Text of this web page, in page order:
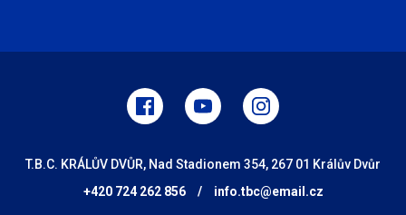
T.B.C. KRÁLŮV DVŮR, Nad Stadionem 354, 267 01 Králův Dvůr
+420 724 262 856
/ info.tbc@email.cz